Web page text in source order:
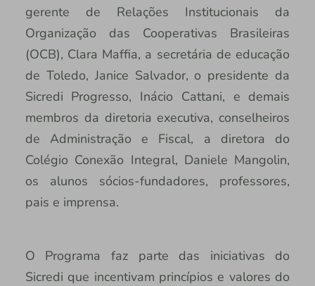
gerente de Relações Institucionais da
Organização das Cooperativas Brasileiras
(OCB), Clara Maffia, a secretária de educação
de Toledo, Janice Salvador, o presidente da
Sicredi Progresso, Inácio Cattani, e demais
membros da diretoria executiva, conselheiros
de Administração e Fiscal, a diretora do
Colégio Conexão Integral, Daniele Mangolin,
os alunos sócios-fundadores, professores,
pais e imprensa.
O Programa faz parte das iniciativas do
Sicredi que incentivam princípios e valores do